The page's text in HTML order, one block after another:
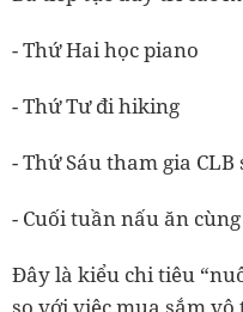
- Thứ Hai học piano
- Thứ Tư đi hiking
- Thứ Sáu tham gia CLB
- Cuối tuần nấu ăn
Đây là kiểu chi tiêu